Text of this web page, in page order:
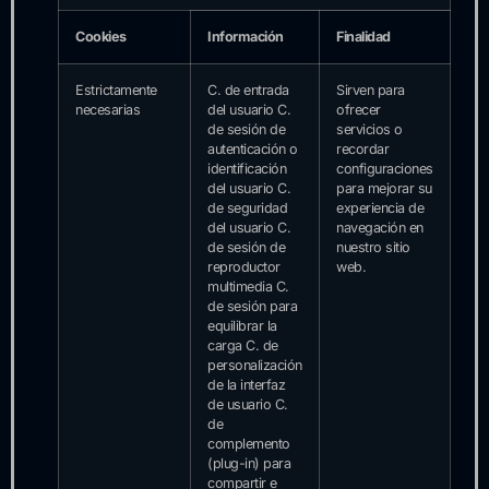
Cookies Información Finalidad
Estrictamente
necesarias
C. de entrada
del usuario C.
de sesión de
autenticación o
identificación
del usuario C.
de seguridad
del usuario C.
de sesión de
reproductor
multimedia C.
de sesión para
equilibrar la
carga C. de
personalización
de la interfaz
de usuario C.
de
complemento
(plug-in) para
compartir e
Sirven para
ofrecer
servicios o
recordar
configuraciones
para mejorar su
experiencia de
navegación en
nuestro sitio
web.